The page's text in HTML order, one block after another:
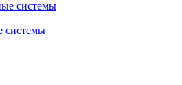
системы